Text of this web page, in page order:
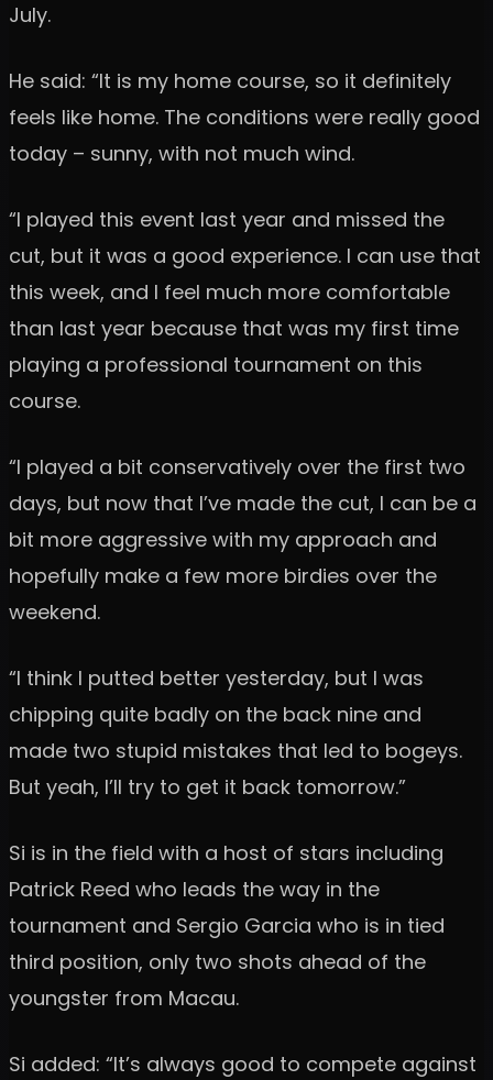
July.
He said: “It is my home course, so it definitely
feels like home. The conditions were really good
today – sunny, with not much wind.
“I played this event last year and missed the
cut, but it was a good experience. I can use that
this week, and I feel much more comfortable
than last year because that was my first time
playing a professional tournament on this
course.
“I played a bit conservatively over the first two
days, but now that I’ve made the cut, I can be a
bit more aggressive with my approach and
hopefully make a few more birdies over the
weekend.
“I think I putted better yesterday, but I was
chipping quite badly on the back nine and
made two stupid mistakes that led to bogeys.
But yeah, I’ll try to get it back tomorrow.”
Si is in the field with a host of stars including
Patrick Reed who leads the way in the
tournament and Sergio Garcia who is in tied
third position, only two shots ahead of the
youngster from Macau.
Si added: “It’s always good to compete against